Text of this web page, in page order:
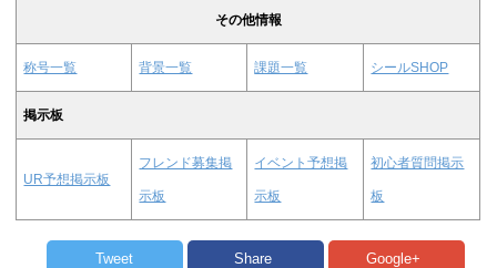
その他情報
称号一覧 背景一覧 課題一覧 シールSHOP
掲示板
UR予想掲示板
フレンド募集掲
示板
イベント予想掲
示板
初心者質問掲示
板
Tweet Share Google+